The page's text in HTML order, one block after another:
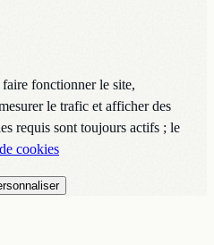
fonctionner le site,
le trafic et afficher des
requis sont toujours actifs ; le
cookies